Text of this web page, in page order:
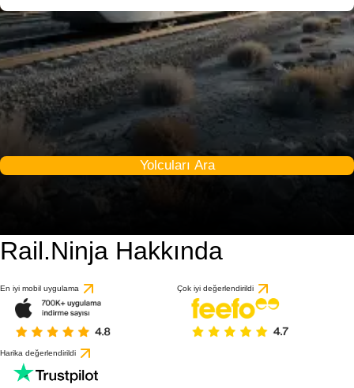
Yolcuları Ara
Rail.Ninja Hakkında
En iyi mobil uygulama Çok iyi değerlendirildi
Harika değerlendirildi